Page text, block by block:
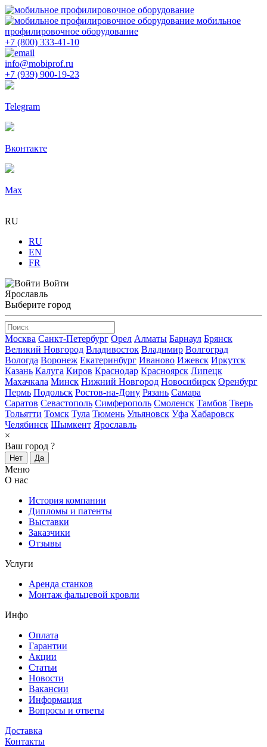
мобильное
профилировочное оборудование
+7 (800) 333-41-10
info@mobiprof.ru
+7 (939) 900-19-23
Telegram
Вконтакте
Max
RU
RU
EN
FR
Войти
Ярославль
Выберите город
Москва Санкт-Петербург Орел Алматы Барнаул Брянск
Великий Новгород Владивосток Владимир Волгоград
Вологда Воронеж Екатеринбург Иваново Ижевск Иркутск
Казань Калуга Киров Краснодар Красноярск Липецк
Махачкала Минск Нижний Новгород Новосибирск Оренбург
Пермь Подольск Ростов-на-Дону Рязань Самара
Саратов Севастополь Симферополь Смоленск Тамбов Тверь
Тольятти Томск Тула Тюмень Ульяновск Уфа Хабаровск
Челябинск Шымкент Ярославль
×
Ваш город ?
Нет Да
Меню
О нас
История компании
Дипломы и патенты
Выставки
Заказчики
Отзывы
Услуги
Аренда станков
Монтаж фальцевой кровли
Инфо
Оплата
Гарантии
Акции
Статьи
Новости
Вакансии
Информация
Вопросы и ответы
Доставка
Контакты